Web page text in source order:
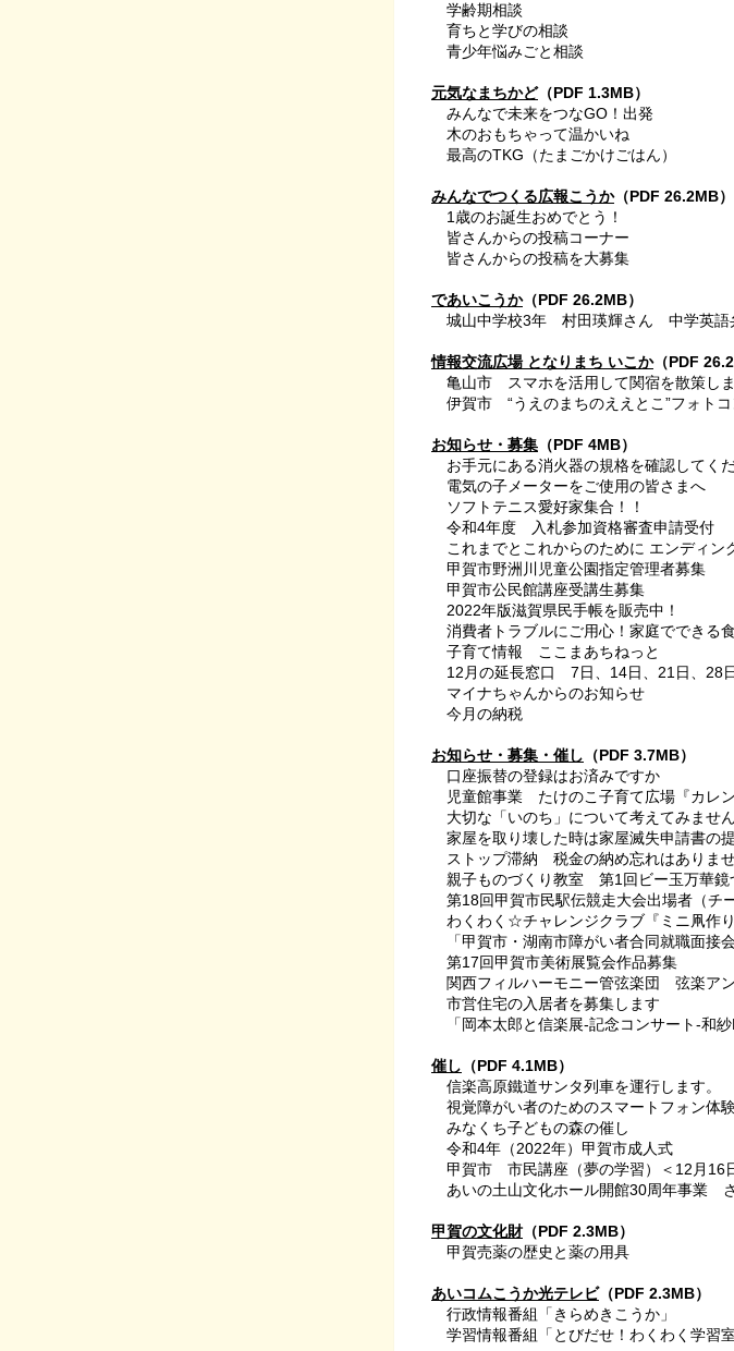
学齢期相談
育ちと学びの相談
青少年悩みごと相談
元気なまちかど（PDF 1.3MB）
みんなで未来をつなGO！出発
木のおもちゃって温かいね
最高のTKG（たまごかけごはん）
みんなでつくる広報こうか（PDF 26.2MB）
1歳のお誕生おめでとう！
皆さんからの投稿コーナー
皆さんからの投稿を大募集
であいこうか（PDF 26.2MB）
城山中学校3年 村田瑛輝さん 中学英語
情報交流広場 となりまち いこか（PDF
亀山市 スマホを活用して関宿を散策し
伊賀市 “うえのまちのええとこ”フォトコ
お知らせ・募集 （PDF 4MB）
お手元にある消火器の規格を確認してく
電気の子メーターをご使用の皆さまへ
ソフトテニス愛好家集合！！
令和4年度 入札参加資格審査申請受付
これまでとこれからのために エンディン
甲賀市野洲川児童公園指定管理者募集
甲賀市公民館講座受講生募集
2022年版滋賀県民手帳を販売中！
消費者トラブルにご用心！家庭でできる
子育て情報 ここまあちねっと
12月の延長窓口 7日、14日、21日、28
マイナちゃんからのお知らせ
今月の納税
お知らせ・募集・催し （PDF 3.7MB）
口座振替の登録はお済みですか
児童館事業 たけのこ子育て広場『カレン
大切な「いのち」について考えてみませ
家屋を取り壊した時は家屋滅失申請書の
ストップ滞納 税金の納め忘れはありま
親子ものづくり教室 第1回ビー玉万華鏡
第18回甲賀市民駅伝競走大会出場者（チ
わくわく☆チャレンジクラブ『ミニ凧作り
「甲賀市・湖南市障がい者合同就職面接会
第17回甲賀市美術展覧会作品募集
関西フィルハーモニー管弦楽団 弦楽ア
市営住宅の入居者を募集します
「岡本太郎と信楽展-記念コンサート-和
催し （PDF 4.1MB）
信楽高原鐵道サンタ列車を運行します。
視覚障がい者のためのスマートフォン体
みなくち子どもの森の催し
令和4年（2022年）甲賀市成人式
甲賀市 市民講座（夢の学習）＜12月16
あいの土山文化ホール開館30周年事業
甲賀の文化財 （PDF 2.3MB）
甲賀売薬の歴史と薬の用具
あいコムこうか光テレビ（PDF 2.3MB）
行政情報番組「きらめきこうか」
学習情報番組「とびだせ！わくわく学習室